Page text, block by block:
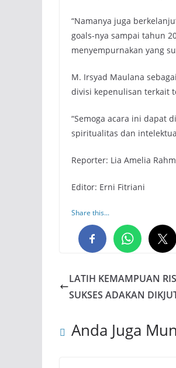
“Namanya juga
goals-nya sampai tahun
menyempurnakan yang
M. Irsyad Maulana
divisi kepenulisan terkait
“Semoga acara ini dapat
spiritualitas dan
Reporter: Lia Amelia
Editor: Erni Fitriani
Share this...
LATIH KEMAMPUAN
SUKSES ADAKAN
Anda Juga